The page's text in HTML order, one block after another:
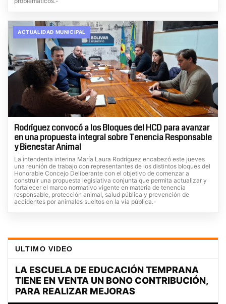
ACTUALIDAD MUNICIPAL
Rodríguez convocó a los Bloques del HCD para avanzar
en una propuesta integral sobre Tenencia Responsable
y Bienestar Animal
La intendenta interina María Laura Rodríguez encabezó este jueves
una reunión de trabajo con representantes de los distintos bloques del
Honorable Concejo Deliberante con el objetivo de comenzar a
construir una propuesta legislativa conjunta que permita actualizar y
fortalecer el marco normativo vigente en materia de tenencia
responsable, protección animal, salud pública y prevención de
accidentes por animales sueltos en la vía pública.-
ULTIMO VIDEO